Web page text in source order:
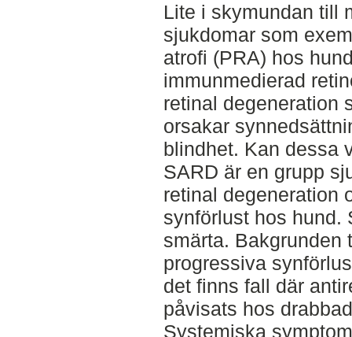
Lite i skymundan till
sjukdomar som
atrofi (PRA) hos
immunmedierad
retinal degeneration
orsakar
blindhet. Kan dessa
SARD är en grupp
retinal degeneration
synförlust hos hund.
smärta. Bakgrunden
progressiva
det finns fall där
påvisats hos
Systemiska